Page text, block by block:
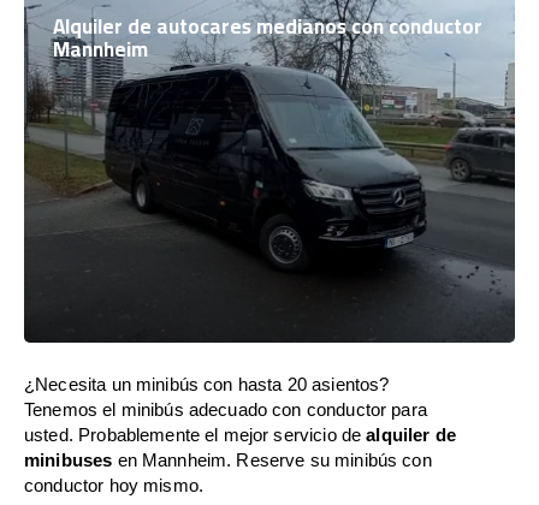
Alquiler de autocares medianos con conductor
Mannheim
¿Necesita un minibús con hasta 20 asientos?
Tenemos el minibús adecuado con conductor para
usted. Probablemente el mejor servicio dealquiler de
minibuses en Mannheim. Reserve su minibús con
conductor hoy mismo.